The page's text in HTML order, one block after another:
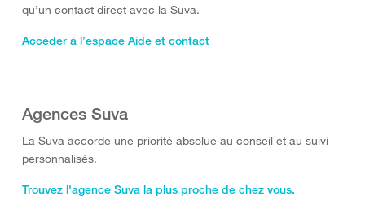
qu’un contact direct avec la Suva.
Accéder à l’espace Aide et contact
Agences Suva
La Suva accorde une priorité absolue au conseil et au suivi
personnalisés.
Trouvez l'agence Suva la plus proche de chez vous.